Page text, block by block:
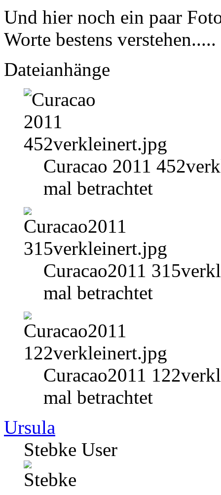
Und hier noch ein paar
Worte bestens verstehen.....
Dateianhänge
Curacao 2011
mal betrachtet
Curacao2011
mal betrachtet
Curacao2011
mal betrachtet
Ursula
Stebke User